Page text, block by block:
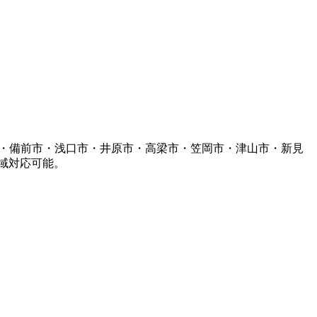
前市・浅口市・井原市・高梁市・笠岡市・津山市・新見
応可能。